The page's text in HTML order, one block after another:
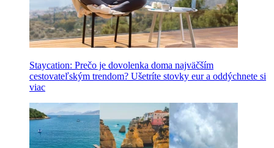
Staycation: Prečo je dovolenka doma najväčším
cestovateľským trendom? Ušetríte stovky eur a oddýchnete si
viac